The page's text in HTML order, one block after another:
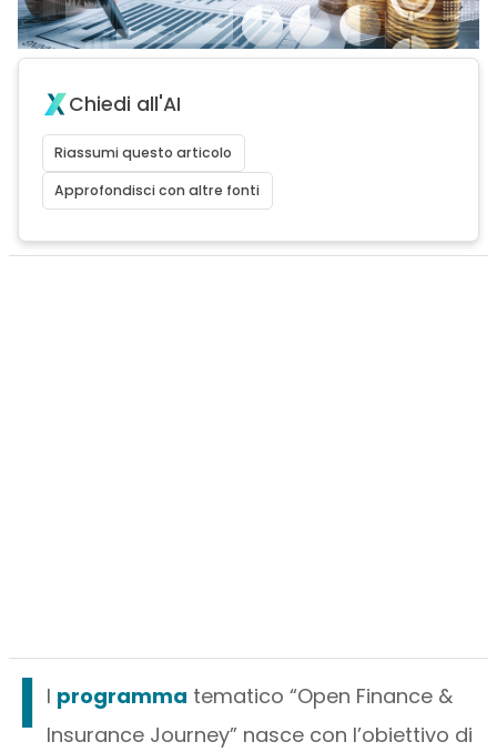
Chiedi all'AI
Riassumi questo articolo
Approfondisci con altre fonti
I l programma tematico “Open Finance &
Insurance Journey” nasce con l’obiettivo di